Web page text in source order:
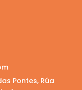
Pontes, Rúa